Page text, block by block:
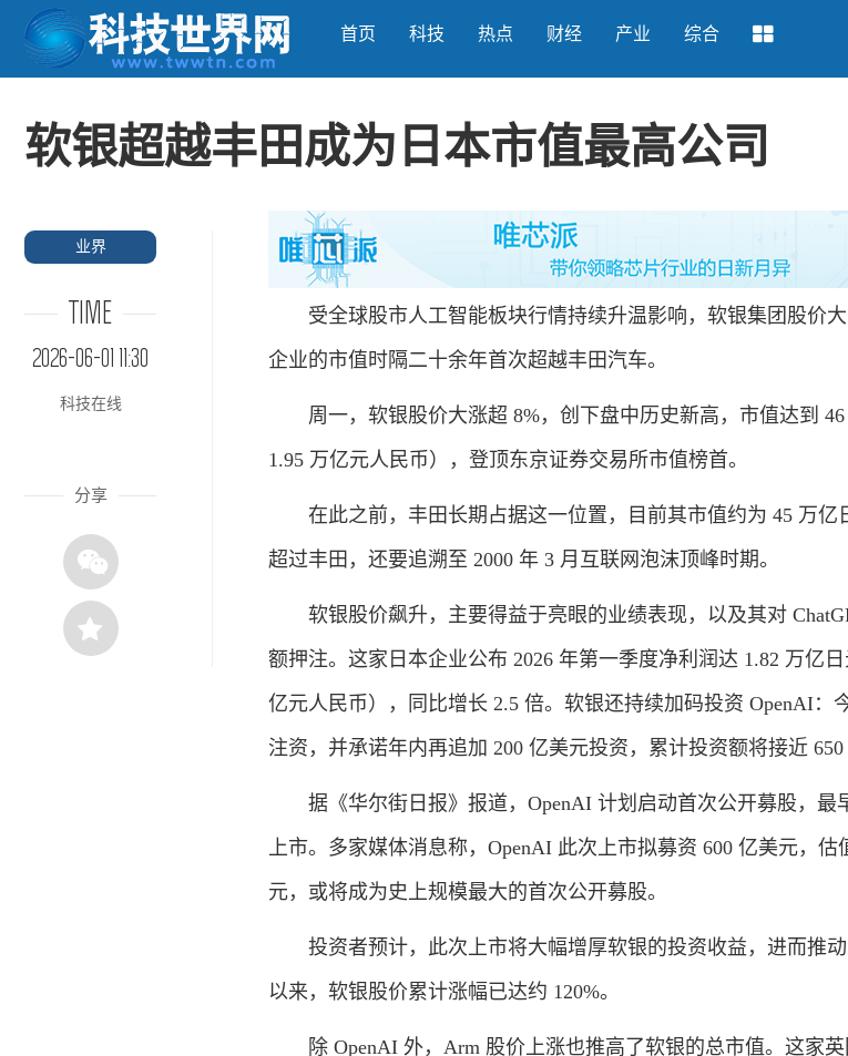
首页 科技 热点 财经 产业 综合
软银超越丰田成为日本市值最高公司
业界
TIME
2026-06-01 11:30
科技在线
分享
受全球股市人工智能板块行情持续升温影响，软银集团股价大
企业的市值时隔二十余年首次超越丰田汽车。
周一，软银股价大涨超 8%，创下盘中历史新高，市值达到 46
1.95 万亿元人民币），登顶东京证券交易所市值榜首。
在此之前，丰田长期占据这一位置，目前其市值约为 45 万亿
超过丰田，还要追溯至 2000 年 3 月互联网泡沫顶峰时期。
软银股价飙升，主要得益于亮眼的业绩表现，以及其对
额押注。这家日本企业公布 2026 年第一季度净利润达 1.82 万亿
亿元人民币），同比增长 2.5 倍。软银还持续加码投资 OpenAI：
注资，并承诺年内再追加 200 亿美元投资，累计投资额将接近 650
据《华尔街日报》报道，OpenAI 计划启动首次公开募股，最
上市。多家媒体消息称，OpenAI 此次上市拟募资 600 亿美元，估
元，或将成为史上规模最大的首次公开募股。
投资者预计，此次上市将大幅增厚软银的投资收益，进而推动
以来，软银股价累计涨幅已达约 120%。
除 OpenAI 外，Arm 股价上涨也推高了软银的总市值。这家英